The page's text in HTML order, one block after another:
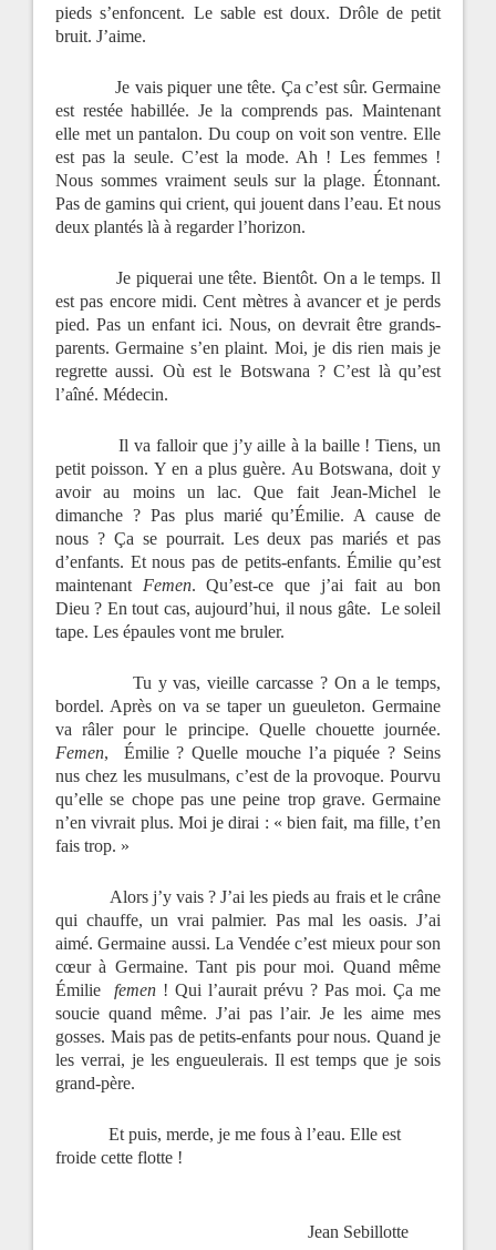
pieds s’enfoncent. Le sable est doux. Drôle de petit
bruit. J’aime.
Je vais piquer une tête. Ça c’est sûr. Germaine
est restée habillée. Je la comprends pas. Maintenant
elle met un pantalon. Du coup on voit son ventre. Elle
est pas la seule. C’est la mode. Ah ! Les femmes !
Nous sommes vraiment seuls sur la plage. Étonnant.
Pas de gamins qui crient, qui jouent dans l’eau. Et nous
deux plantés là à regarder l’horizon.
Je piquerai une tête. Bientôt. On a le temps. Il
est pas encore midi. Cent mètres à avancer et je perds
pied. Pas un enfant ici. Nous, on devrait être grands-
parents. Germaine s’en plaint. Moi, je dis rien mais je
regrette aussi. Où est le Botswana ? C’est là qu’est
l’aîné. Médecin.
Il va falloir que j’y aille à la baille ! Tiens, un
petit poisson. Y en a plus guère. Au Botswana, doit y
avoir au moins un lac. Que fait Jean-Michel le
dimanche ? Pas plus marié qu’Émilie. A cause de
nous ? Ça se pourrait. Les deux pas mariés et pas
d’enfants. Et nous pas de petits-enfants. Émilie qu’est
maintenant Femen. Qu’est-ce que j’ai fait au bon
Dieu ? En tout cas, aujourd’hui, il nous gâte. Le soleil
tape. Les épaules vont me bruler.
Tu y vas, vieille carcasse ? On a le temps,
bordel. Après on va se taper un gueuleton. Germaine
va râler pour le principe. Quelle chouette journée.
Femen, Émilie ? Quelle mouche l’a piquée ? Seins
nus chez les musulmans, c’est de la provoque. Pourvu
qu’elle se chope pas une peine trop grave. Germaine
n’en vivrait plus. Moi je dirai : « bien fait, ma fille, t’en
fais trop. »
Alors j’y vais ? J’ai les pieds au frais et le crâne
qui chauffe, un vrai palmier. Pas mal les oasis. J’ai
aimé. Germaine aussi. La Vendée c’est mieux pour son
cœur à Germaine. Tant pis pour moi. Quand même
Émilie femen ! Qui l’aurait prévu ? Pas moi. Ça me
soucie quand même. J’ai pas l’air. Je les aime mes
gosses. Mais pas de petits-enfants pour nous. Quand je
les verrai, je les engueulerais. Il est temps que je sois
grand-père.
Et puis, merde, je me fous à l’eau. Elle est
froide cette flotte !
Jean Sebillotte